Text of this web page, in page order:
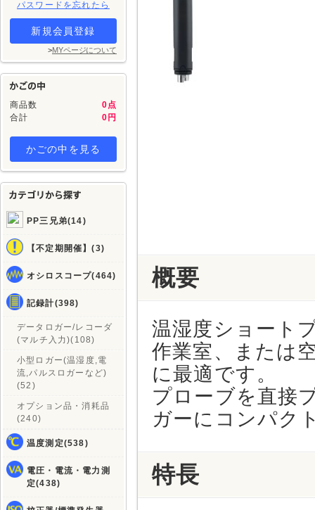
パスワードを忘れたら
新規会員登録
>MYページについて
商品数
0点
合計
0円
かごの中を見る
PP三兄弟(14)
【不定期開催】(3)
オシロスコープ(464)
記録計(398)
データロガー/レコーダ
(マルチ入力)(108)
小型ロガー(温湿度,電
流,パルスロガーなど)
(52)
オプション品・消耗品
(240)
温度測定(538)
電圧・電流・電力測
定(438)
概要
温湿度ショート
作業室、または
に最適です。
プローブを直接
ガーにコンパク
特長